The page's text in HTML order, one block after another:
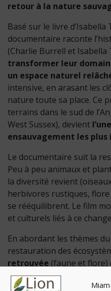
retour à la nature
Basé sur le livre
documentaire raconte
(Charlie Burrell et Isabella
transformer leur
un espace naturel
intensive, en arasant les
nature toute sa place. Ce
terrains dans le sud de
West Sussex), devient
ensauvagement les plus
Le documentaire suit la
Peu à peu animaux et
la diversité revient
herbivores rustiques, flore
se rééquilibrent. Le film
et culturels liés à ce
En abordant les thèmes du
restauration des
retrouvée (faune et flore)
natureavec des modèles
progrès et les résultats